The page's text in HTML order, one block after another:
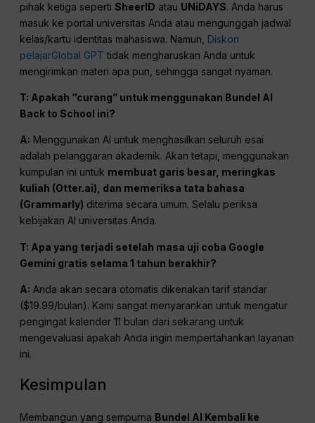
pihak ketiga sepertiSheerID atau UNiDAYS. Anda harus
masuk ke portal universitas Anda atau mengunggah jadwal
kelas/kartu identitas mahasiswa. Namun, Diskon
pelajarGlobal GPT tidak mengharuskan Anda untuk
mengirimkan materi apa pun, sehingga sangat nyaman.
T: Apakah “curang” untuk menggunakan Bundel AI
Back to School ini?
A: Menggunakan AI untuk menghasilkan seluruh esai
adalah pelanggaran akademik. Akan tetapi, menggunakan
kumpulan ini untuk membuat garis besar, meringkas
kuliah (Otter.ai), dan memeriksa tata bahasa
(Grammarly) diterima secara umum. Selalu periksa
kebijakan AI universitas Anda.
T: Apa yang terjadi setelah masa uji coba Google
Gemini gratis selama 1 tahun berakhir?
A: Anda akan secara otomatis dikenakan tarif standar
($19.99/bulan). Kami sangat menyarankan untuk mengatur
pengingat kalender 11 bulan dari sekarang untuk
mengevaluasi apakah Anda ingin mempertahankan layanan
ini.
Kesimpulan
Membangun yang sempurna Bundel AI Kembali ke